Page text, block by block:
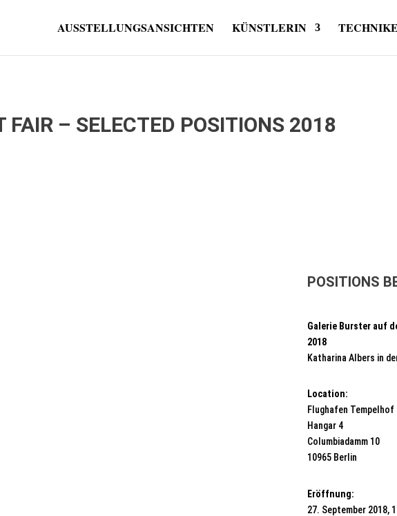
AUSSTELLUNGSANSICHTEN KÜNSTLERIN
FAIR – SELECTED POSITIONS 2018
POSITIONS
Galerie Burster auf
2018
Katharina Albers in
Location:
Flughafen Tempelhof
Hangar 4
Columbiadamm 10
10965 Berlin
Eröffnung:
27. September 2018,